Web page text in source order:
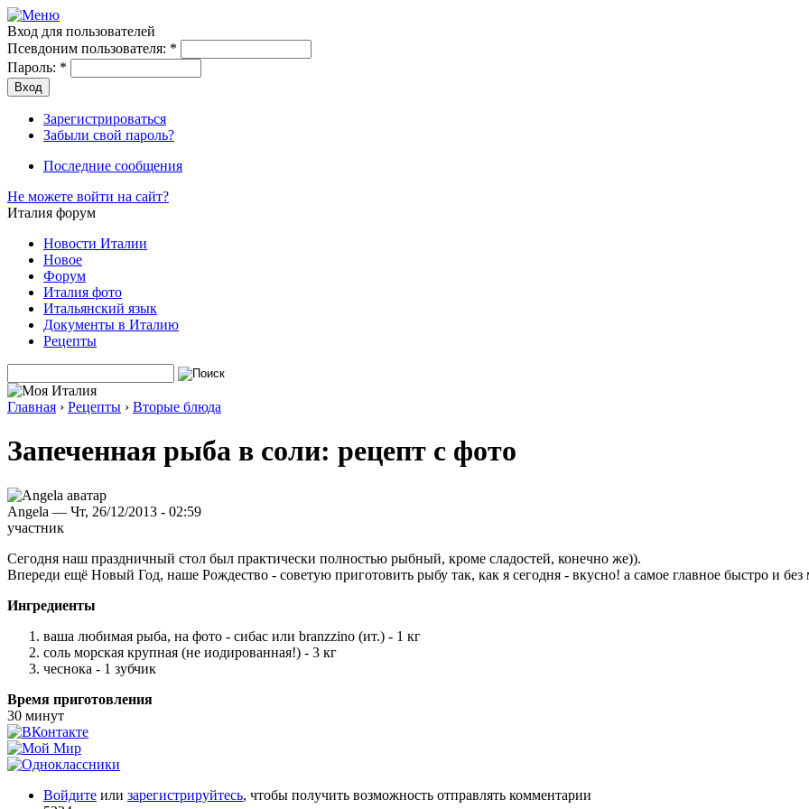
Вход для пользователей
Псевдоним пользователя: *
Пароль: *
Зарегистрироваться
Забыли свой пароль?
Последние сообщения
Не можете войти на сайт?
Италия форум
Новости Италии
Новое
Форум
Италия фото
Итальянский язык
Документы в Италию
Рецепты
Главная › Рецепты › Вторые блюда
Запеченная рыба в соли: рецепт с фото
Angela — Чт, 26/12/2013 - 02:59
участник
Сегодня наш праздничный стол был практически полностью рыбный, кроме сладостей, конечно же)).
Впереди ещё Новый Год, наше Рождество - советую приготовить рыбу так, как я сегодня - вкусно! а самое главное быстро и без
Ингредиенты
ваша любимая рыба, на фото - сибас или branzzino (ит.) - 1 кг
соль морская крупная (не иодированная!) - 3 кг
чеснока - 1 зубчик
Время приготовления
30 минут
Войдите или зарегистрируйтесь, чтобы получить возможность отправлять комментарии